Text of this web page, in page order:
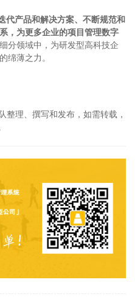
代产品和解决方案、不断规范和
，为更多企业的项目管理数字
分领域中，为研发型高科技企
绵薄之力。
理、撰写和发布，如需转载，